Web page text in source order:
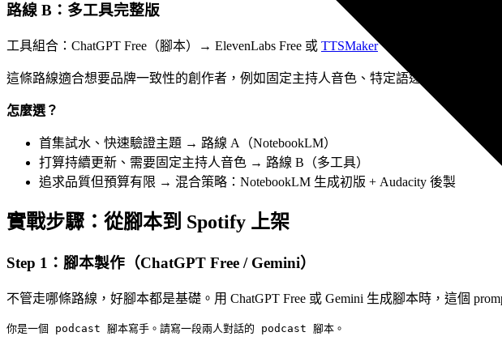
路線 B：多工具完整版
工具組合：ChatGPT Free（腳本）→ ElevenLabs Free 或 TTSMaker（語音合成）→
這條路線適合想要品牌一致性的創作者，例如固定主持人音色、特定語速節奏。代價是
怎麼選？
首集試水、快速驗證主題 → 路線 A（NotebookLM）
打算持續更新、需要固定主持人音色 → 路線 B（多工具）
追求品質但預算有限 → 混合策略：NotebookLM 生成初版 + Audacity 後製
實戰步驟：從腳本到 Spotify 上架
Step 1：腳本製作（ChatGPT Free / Gemini）
不管走哪條路線，好腳本都是基礎。用 ChatGPT Free 或 Gemini 生成腳本時，這個
你是一個 podcast 腳本寫手。請寫一段兩人對話的 podcast 腳本。